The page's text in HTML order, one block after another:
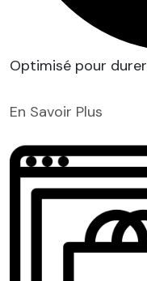
Optimisé pour durer
En Savoir Plus